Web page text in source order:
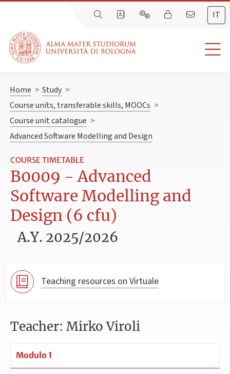
IT
Home > Study >
Course units, transferable skills, MOOCs >
Course unit catalogue >
Advanced Software Modelling and Design
COURSE TIMETABLE
B0009 - Advanced
Software Modelling and
Design (6 cfu)
A.Y. 2025/2026
Teaching resources on Virtuale
Teacher: Mirko Viroli
Modulo 1